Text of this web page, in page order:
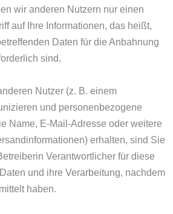
wir anderen Nutzern nur einen
auf Ihre Informationen, das heißt,
Daten für die Anbahnung
sind.
Nutzer (z. B. einem
und personenbezogene
Name, E-Mail-Adresse oder weitere
erhalten, sind Sie
Verantwortlicher für diese
und ihre Verarbeitung, nachdem
haben.